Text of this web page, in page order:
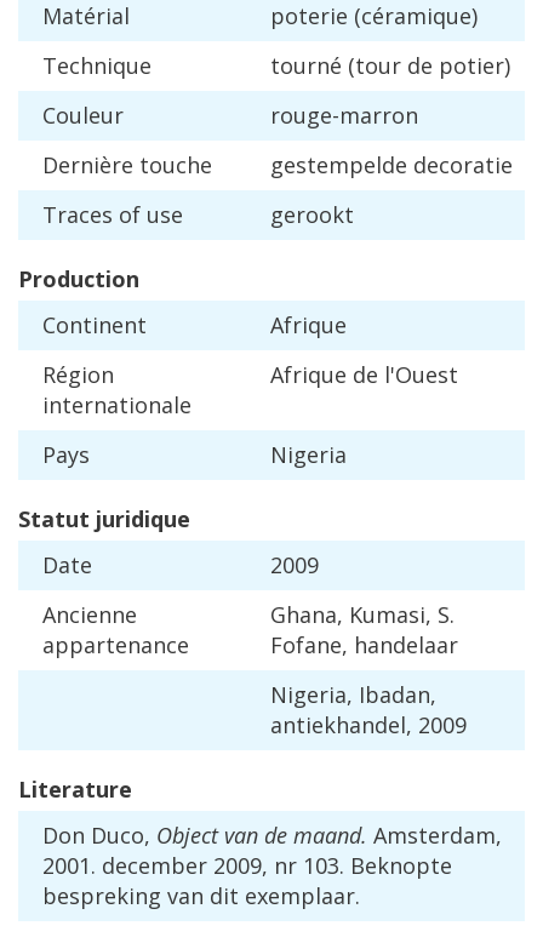
Matérial poterie (céramique)
Technique
tourné (tour de potier)
Couleur
rouge-marron
Dernière touche gestempelde decoratie
Traces of use gerookt
Production
Continent
Afrique
Région
internationale
Afrique de l'Ouest
Pays Nigeria
Statut juridique
Date
2009
Ancienne
appartenance
Ghana, Kumasi, S.
Fofane, handelaar
Nigeria, Ibadan,
antiekhandel, 2009
Literature
Don Duco, Object van de maand. Amsterdam,
2001. december 2009, nr 103. Beknopte
bespreking van dit exemplaar.